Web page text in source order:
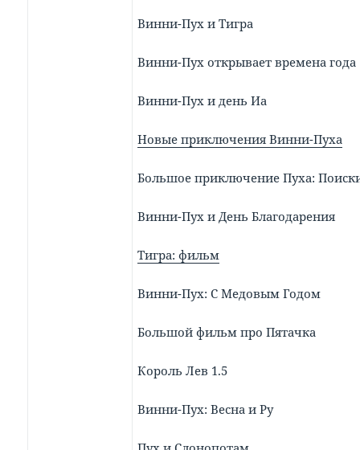
Винни-Пух и Тигра
Винни-Пух открывает времена года
Винни-Пух и день Иа
Новые приключения Винни-Пуха
Большое приключение Пуха:
Винни-Пух и День Благодарения
Тигра: фильм
Винни-Пух: С Медовым Годом
Большой фильм про Пятачка
Король Лев 1.5
Винни-Пух: Весна и Ру